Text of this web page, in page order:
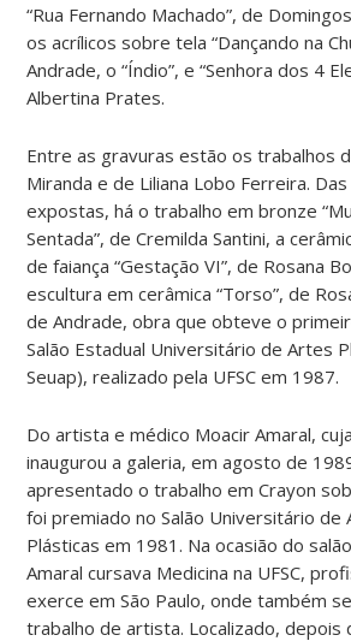
“Rua Fernando Machado”, de
os acrílicos sobre tela “Dançando na
Andrade, o “Índio”, e “Senhora dos 4
Albertina Prates.
Entre as gravuras estão os trabalhos
Miranda e de Liliana Lobo Ferreira.
expostas, há o trabalho em bronze
Sentada”, de Cremilda Santini, a
de faiança “Gestação VI”, de Rosana
escultura em cerâmica “Torso”, de
de Andrade, obra que obteve o
Salão Estadual Universitário de Artes
Seuap), realizado pela UFSC em 1987.
Do artista e médico Moacir Amaral,
inaugurou a galeria, em agosto de
apresentado o trabalho em Crayon
foi premiado no Salão Universitário de
Plásticas em 1981. Na ocasião do
Amaral cursava Medicina na UFSC,
exerce em São Paulo, onde também
trabalho de artista. Localizado, depois